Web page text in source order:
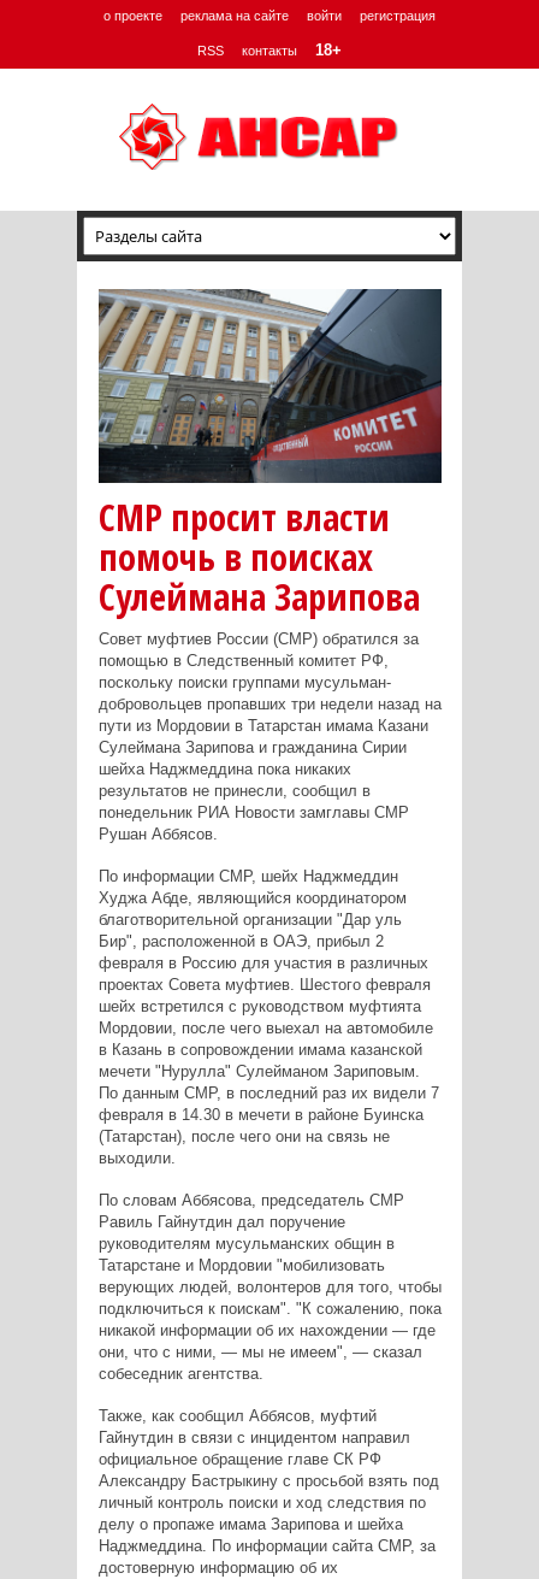
о проекте реклама на сайте войти регистрация
RSS контакты 18+
СМР просит власти
помочь в поисках
Сулеймана Зарипова
Совет муфтиев России (СМР) обратился за
помощью в Следственный комитет РФ,
поскольку поиски группами мусульман-
добровольцев пропавших три недели назад на
пути из Мордовии в Татарстан имама Казани
Сулеймана Зарипова и гражданина Сирии
шейха Наджмеддина пока никаких
результатов не принесли, сообщил в
понедельник РИА Новости замглавы СМР
Рушан Аббясов.
По информации СМР, шейх Наджмеддин
Худжа Абде, являющийся координатором
благотворительной организации "Дар уль
Бир", расположенной в ОАЭ, прибыл 2
февраля в Россию для участия в различных
проектах Совета муфтиев. Шестого февраля
шейх встретился с руководством муфтията
Мордовии, после чего выехал на автомобиле
в Казань в сопровождении имама казанской
мечети "Нурулла" Сулейманом Зариповым.
По данным СМР, в последний раз их видели 7
февраля в 14.30 в мечети в районе Буинска
(Татарстан), после чего они на связь не
выходили.
По словам Аббясова, председатель СМР
Равиль Гайнутдин дал поручение
руководителям мусульманских общин в
Татарстане и Мордовии "мобилизовать
верующих людей, волонтеров для того, чтобы
подключиться к поискам". "К сожалению, пока
никакой информации об их нахождении — где
они, что с ними, — мы не имеем", — сказал
собеседник агентства.
Также, как сообщил Аббясов, муфтий
Гайнутдин в связи с инцидентом направил
официальное обращение главе СК РФ
Александру Бастрыкину с просьбой взять под
личный контроль поиски и ход следствия по
делу о пропаже имама Зарипова и шейха
Наджмеддина. По информации сайта СМР, за
достоверную информацию об их